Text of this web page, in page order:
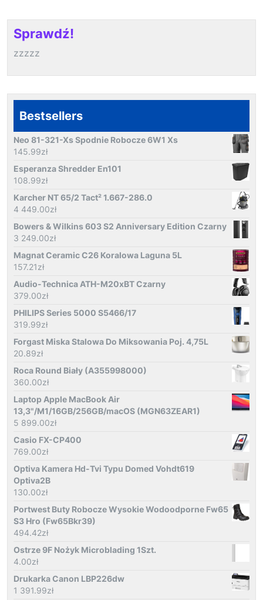
Sprawdź!
zzzzz
Bestsellers
Neo 81-321-Xs Spodnie Robocze 6W1 Xs
145.99zł
Esperanza Shredder En101
108.99zł
Karcher NT 65/2 Tact² 1.667-286.0
4 449.00zł
Bowers & Wilkins 603 S2 Anniversary Edition Czarny
3 249.00zł
Magnat Ceramic C26 Koralowa Laguna 5L
157.21zł
Audio-Technica ATH-M20xBT Czarny
379.00zł
PHILIPS Series 5000 S5466/17
319.99zł
Forgast Miska Stalowa Do Miksowania Poj. 4,75L
20.89zł
Roca Round Biały (A355998000)
360.00zł
Laptop Apple MacBook Air
13,3"/M1/16GB/256GB/macOS (MGN63ZEAR1)
5 899.00zł
Casio FX-CP400
769.00zł
Optiva Kamera Hd-Tvi Typu Domed Vohdt619
Optiva2B
130.00zł
Portwest Buty Robocze Wysokie Wodoodporne Fw65
S3 Hro (Fw65Bkr39)
494.42zł
Ostrze 9F Nożyk Microblading 1Szt.
4.00zł
Drukarka Canon LBP226dw
1 391.99zł